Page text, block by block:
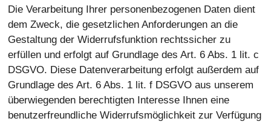
Die Verarbeitung Ihrer personenbezogenen Daten dient
dem Zweck, die gesetzlichen Anforderungen an die
Gestaltung der Widerrufsfunktion rechtssicher zu
erfüllen und erfolgt auf Grundlage des Art. 6 Abs. 1 lit. c
DSGVO. Diese Datenverarbeitung erfolgt außerdem auf
Grundlage des Art. 6 Abs. 1 lit. f DSGVO aus unserem
überwiegenden berechtigten Interesse Ihnen eine
benutzerfreundliche Widerrufsmöglichkeit zur Verfügung